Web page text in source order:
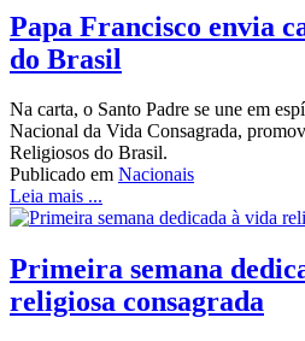
Papa Francisco envia
do Brasil
Na carta, o Santo Padre se une em
Nacional da Vida Consagrada,
Religiosos do Brasil.
Publicado em Nacionais
Leia mais ...
Primeira semana
religiosa consagrada